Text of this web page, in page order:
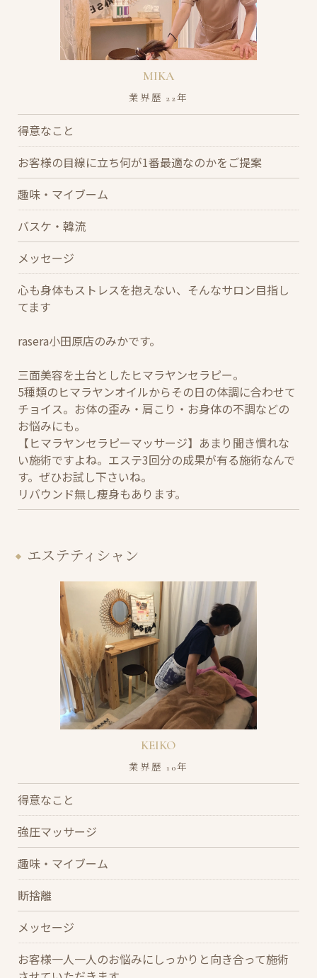
MIKA
業界歴 22年
得意なこと
お客様の目線に立ち何が1番最適なのかをご提案
趣味・マイブーム
バスケ・韓流
メッセージ
心も身体もストレスを抱えない、そんなサロン目指し
てます
rasera小田原店のみかです。
三面美容を土台としたヒマラヤンセラピー。
5種類のヒマラヤンオイルからその日の体調に合わせて
チョイス。お体の歪み・肩こり・お身体の不調などの
お悩みにも。
【ヒマラヤンセラピーマッサージ】あまり聞き慣れな
い施術ですよね。エステ3回分の成果が有る施術なんで
す。ぜひお試し下さいね。
リバウンド無し痩身もあります。
エステティシャン
KEIKO
業界歴 10年
得意なこと
強圧マッサージ
趣味・マイブーム
断捨離
メッセージ
お客様一人一人のお悩みにしっかりと向き合って施術